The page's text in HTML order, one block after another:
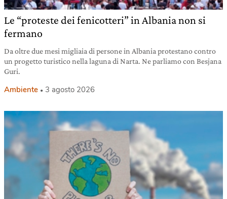
Le “proteste dei fenicotteri” in Albania non si
fermano
Da oltre due mesi migliaia di persone in Albania protestano contro
un progetto turistico nella laguna di Narta. Ne parliamo con Besjana
Guri.
Ambiente 3 agosto 2026